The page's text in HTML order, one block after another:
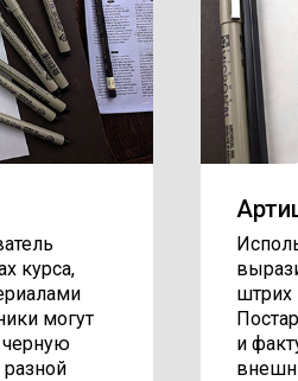
курса,
могут
черную
штрих
и